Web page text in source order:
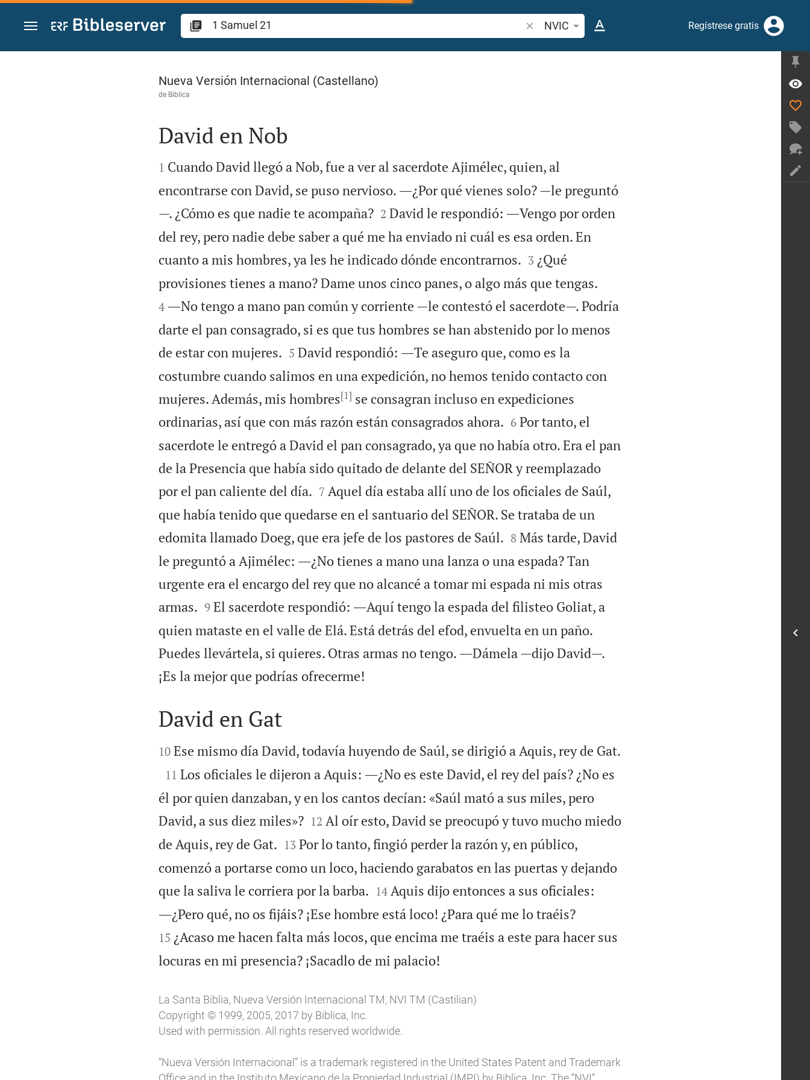
Ir a un contenido
Buscar versículo bíblico o palabra
NVIC Regístrese gratis
1 Samuel 21
Nueva Versión Internacional (Castellano)
de Biblica

David en Nob

1 Cuando David llegó a Nob, fue a ver al sacerdote Ajimélec, quien, al
encontrarse con David, se puso nervioso. ―¿Por qué vienes solo? —le preguntó
—. ¿Cómo es que nadie te acompaña?
2 David le respondió: ―Vengo por orden
del rey, pero nadie debe saber a qué me ha enviado ni cuál es esa orden. En
cuanto a mis hombres, ya les he indicado dónde encontrarnos.
3 ¿Qué
provisiones tienes a mano? Dame unos cinco panes, o algo más que tengas.
4 ―No tengo a mano pan común y corriente —le contestó el sacerdote—. Podría
darte el pan consagrado, si es que tus hombres se han abstenido por lo menos
de estar con mujeres.
5 David respondió: ―Te aseguro que, como es la
costumbre cuando salimos en una expedición, no hemos tenido contacto con
mujeres. Además, mis hombres[1] se consagran incluso en expediciones
ordinarias, así que con más razón están consagrados ahora.
6 Por tanto, el
sacerdote le entregó a David el pan consagrado, ya que no había otro. Era el pan
de la Presencia que había sido quitado de delante del SEÑOR y reemplazado
por el pan caliente del día.
7 Aquel día estaba allí uno de los oficiales de Saúl,
que había tenido que quedarse en el santuario del SEÑOR. Se trataba de un
edomita llamado Doeg, que era jefe de los pastores de Saúl.
8 Más tarde, David
le preguntó a Ajimélec: ―¿No tienes a mano una lanza o una espada? Tan
urgente era el encargo del rey que no alcancé a tomar mi espada ni mis otras
armas.
9 El sacerdote respondió: ―Aquí tengo la espada del filisteo Goliat, a
quien mataste en el valle de Elá. Está detrás del efod, envuelta en un paño.
Puedes llevártela, si quieres. Otras armas no tengo. ―Dámela —dijo David—.
¡Es la mejor que podrías ofrecerme!

David en Gat

10 Ese mismo día David, todavía huyendo de Saúl, se dirigió a Aquis, rey de Gat.

11 Los oficiales le dijeron a Aquis: ―¿No es este David, el rey del país? ¿No es
él por quien danzaban, y en los cantos decían: «Saúl mató a sus miles, pero
David, a sus diez miles»?
12 Al oír esto, David se preocupó y tuvo mucho miedo
de Aquis, rey de Gat.
13 Por lo tanto, fingió perder la razón y, en público,
comenzó a portarse como un loco, haciendo garabatos en las puertas y dejando
que la saliva le corriera por la barba.
14 Aquis dijo entonces a sus oficiales:
―¿Pero qué, no os fijáis? ¡Ese hombre está loco! ¿Para qué me lo traéis?
15 ¿Acaso me hacen falta más locos, que encima me traéis a este para hacer sus
locuras en mi presencia? ¡Sacadlo de mi palacio!
La Santa Biblia, Nueva Versión Internacional TM, NVI TM (Castilian)
Copyright © 1999, 2005, 2017 by Biblica, Inc.
Used with permission. All rights reserved worldwide.
“Nueva Versión Internacional” is a trademark registered in the United States Patent and Trademark